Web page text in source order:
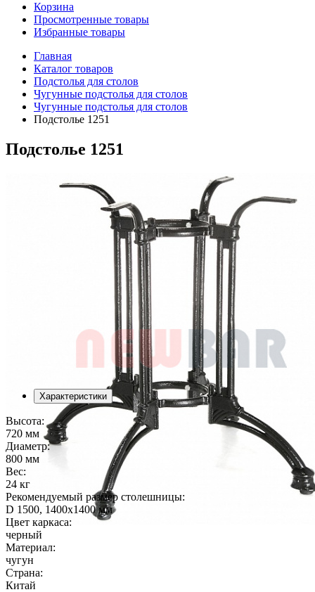
Корзина
Просмотренные товары
Избранные товары
Главная
Каталог товаров
Подстолья для столов
Чугунные подстолья для столов
Чугунные подстолья для столов
Подстолье 1251
Подстолье 1251
Характеристики
Высота:
720 мм
Диаметр:
800 мм
Вес:
24 кг
Рекомендуемый размер столешницы:
D 1500, 1400х1400 мм
Цвет каркаса:
черный
Материал:
чугун
Страна:
Китай